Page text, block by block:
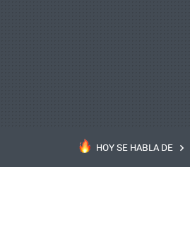
HOY SE HABLA DE